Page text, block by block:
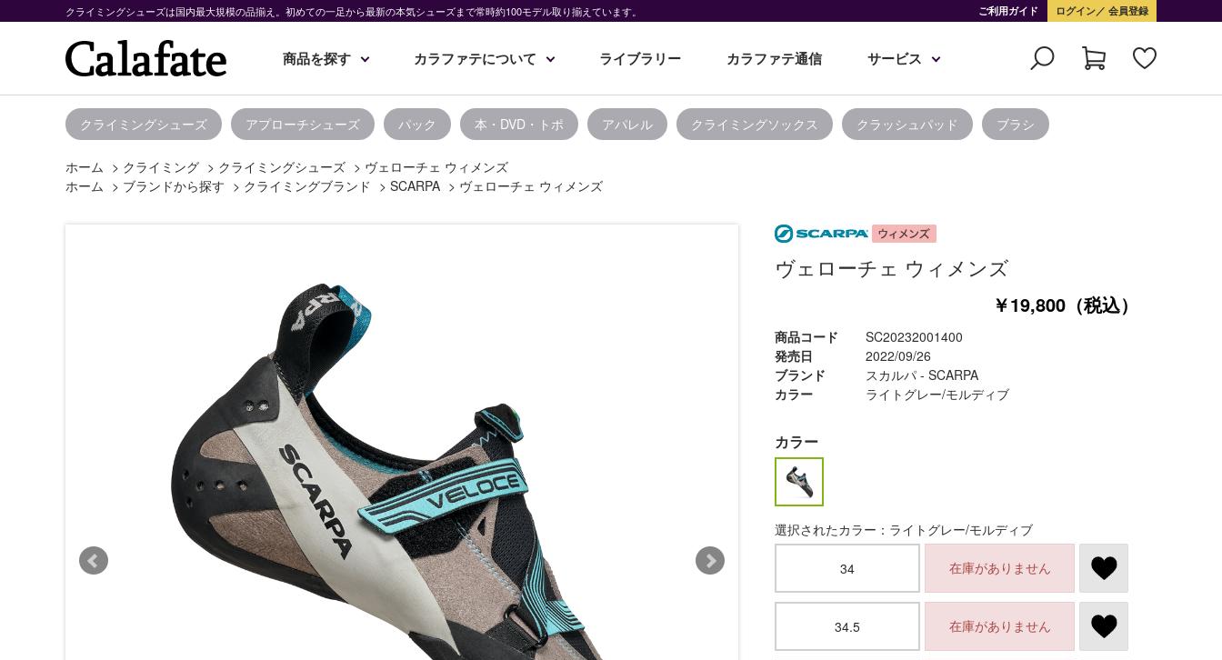
クライミングシューズは国内最大規模の品揃え。初めての一足から最新の本気シューズまで常時約100モデル取り揃えています。 ご利用ガイド ログイン 会員登録
商品を探す カラファテについて ライブラリー カラファテ通信 サービス
クライミングシューズ アプローチシューズ パック 本・DVD・トポ アパレル クライミングソックス クラッシュパッド ブラシ
ホーム > クライミング > クライミングシューズ > ヴェローチェ ウィメンズ
ホーム > ブランドから探す > クライミングブランド > SCARPA > ヴェローチェ ウィメンズ
ヴェローチェ ウィメンズ
￥19,800（税込）
商品コード
SC20232001400
発売日
2022/09/26
ブランド
スカルパ - SCARPA
カラー
ライトグレー/モルディブ
カラー
選択されたカラー：ライトグレー/モルディブ
34 在庫がありません
34.5 在庫がありません